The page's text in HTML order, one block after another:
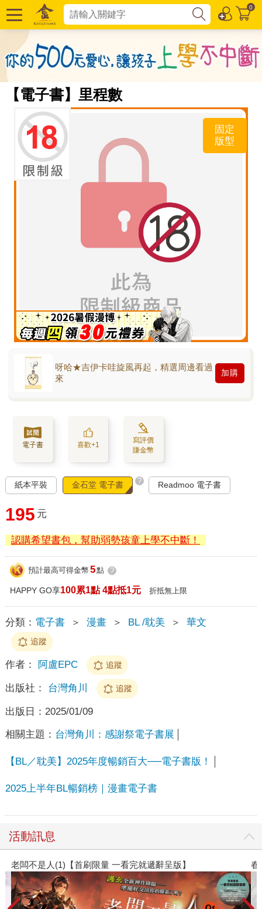
0
【電子書】里程數
固定
版型
呀哈★吉伊卡哇旋風再起，精選周邊看過
來
加購
電子書 喜歡+1
寫評價
賺金幣
紙本平裝 金石堂 電子書 ? Readmoo 電子書
195 元
認購希望書包，幫助弱勢孩童上學不中斷！
預計最高可得金幣 5點 ?
HAPPY GO享100累1點 4點抵1元 折抵無上限
分類： 電子書 ＞ 漫畫 ＞ BL /耽美 ＞ 華文
追蹤
作者： 阿盧EPC 追蹤
出版社： 台灣角川 追蹤
出版日： 2025/01/09
相關主題： 台灣角川：感謝祭電子書展
【BL／耽美】2025年度暢銷百大──電子書版！
2025上半年BL暢銷榜｜漫畫電子書
活動訊息
春光ｘ奇幻基地｜全書系展